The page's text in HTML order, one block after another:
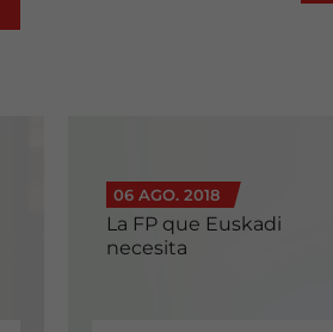
06 AGO. 2018
La FP que Euskadi
necesita